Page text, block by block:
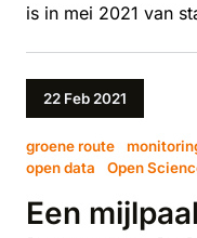
is in mei 2021 van
22 Feb 2021
groene route
open data
Open
Een